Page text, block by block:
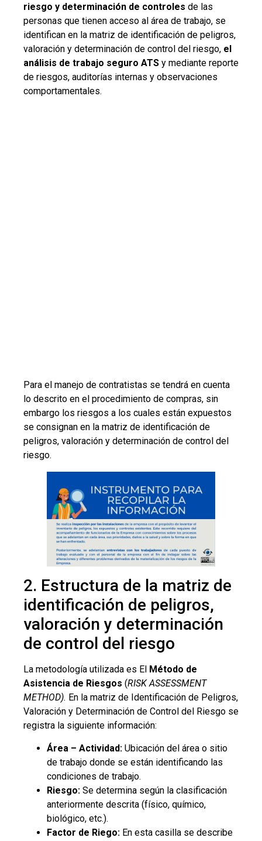
riesgo y determinación de controles de las
personas que tienen acceso al área de trabajo, se
identifican en la matriz de identificación de peligros,
valoración y determinación de control del riesgo, el
análisis de trabajo seguro ATS y mediante reporte
de riesgos, auditorías internas y observaciones
comportamentales.
Para el manejo de contratistas se tendrá en cuenta
lo descrito en el procedimiento de compras, sin
embargo los riesgos a los cuales están expuestos
se consignan en la matriz de identificación de
peligros, valoración y determinación de control del
riesgo.
2. Estructura de la matriz de
identificación de peligros,
valoración y determinación
de control del riesgo
La metodología utilizada es El Método de
Asistencia de Riesgos (RISK ASSESSMENT
METHOD). En la matriz de Identificación de Peligros,
Valoración y Determinación de Control del Riesgo se
registra la siguiente información:
Área – Actividad: Ubicación del área o sitio
de trabajo donde se están identificando las
condiciones de trabajo.
Riesgo: Se determina según la clasificación
anteriormente descrita (físico, químico,
biológico, etc.).
Factor de Riego: En esta casilla se describe